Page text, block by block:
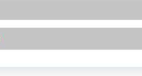
1,800
未設定
10月
1,350
升學日本語、商業日本語、生活會話日本語
4月
1年
ECC國際外語專門學校 日本語學科